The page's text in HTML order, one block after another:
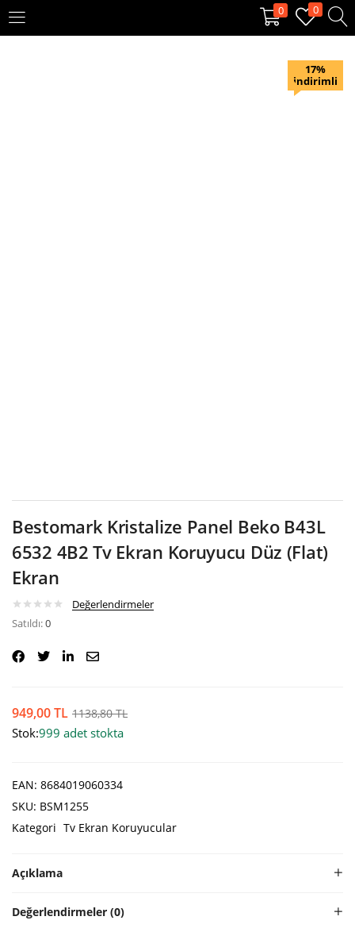
0 0
KAYIT OL
17%
indirimli
Bestomark Kristalize Panel Beko B43L
6532 4B2 Tv Ekran Koruyucu Düz (Flat)
Ekran
Değerlendirmeler
Satıldı:0
949,00TL 1138,80TL
Stok:999 adet stokta
EAN: 8684019060334
SKU: BSM1255
Kategori Tv Ekran Koruyucular
Açıklama
Değerlendirmeler (0)